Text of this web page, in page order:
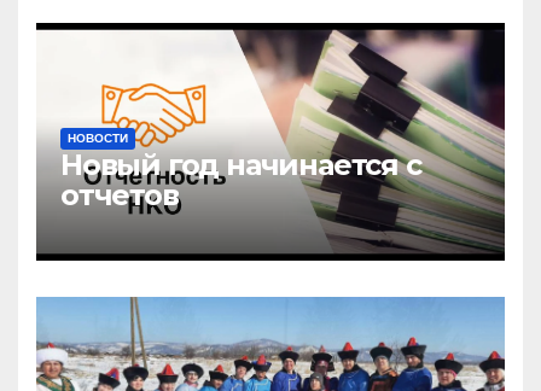
НОВОСТИ
Новый год начинается с
отчетов